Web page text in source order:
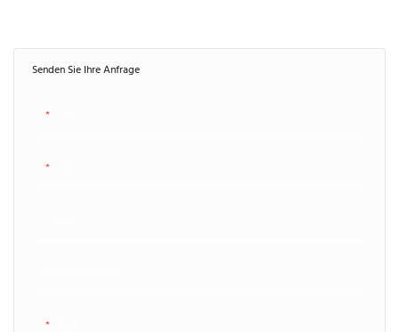
Senden Sie Ihre Anfrage
für Anwendungen, die eine genaue
erfordern.